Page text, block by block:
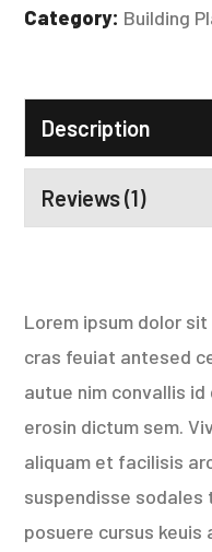
Category: Building
Description
Reviews (1)
Lorem ipsum dolor
cras feuiat antesed
autue nim convallis
erosin dictum sem.
aliquam et facilisis
suspendisse sodales
posuere cursus keuis